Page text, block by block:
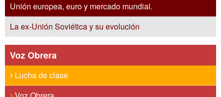
Unión europea, euro y mercado mundial.
La ex-Unión Soviética y su evolución
Voz Obrera
Lucha de clase